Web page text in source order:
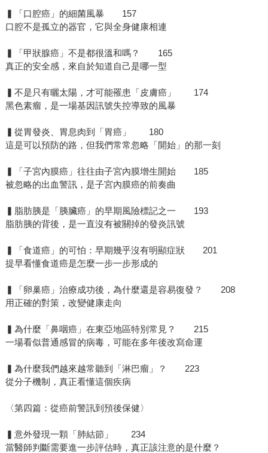
▍「口腔癌」的細菌風暴 157
口腔不是孤立的器官，它與全身健康相連
▍「甲狀腺癌」不是都很溫和嗎？ 165
真正的安全感，來自於知道自己是哪一型
▍不是只有曬太陽，才可能罹患「皮膚癌」 174
黑色素瘤，是一場基因訊號失控導致的風暴
▍從胃發炎、胃息肉到「胃癌」 180
這是可以預防的路，但我們常常忽略「開始」的那一刻
▍「子宮內膜癌」往往由子宮內膜增生開始 185
被忽略的出血警訊，是子宮內膜癌的前奏曲
▍脂肪胰是「胰臟癌」的早期風險標記之一 193
脂肪胰的背後，是一直沒有被關掉的發炎訊號
▍「食道癌」的可怕：早期幾乎沒有明顯症狀 201
提早看懂食道癌是怎麼一步一步形成的
▍「卵巢癌」治療成功後，為什麼還是容易復發？ 208
用正確的對策，改變健康走向
▍為什麼「鼻咽癌」在東亞地區特別常見？ 215
一場看似普通感冒的病毒，可能在多年後改寫命運
▍為什麼我們越來越常聽到「淋巴瘤」？ 223
從分子機制，真正看懂這個疾病
〈第四篇：從癌前警訊到預後保健〉
▍意外發現一顆「肺結節」 234
當醫師判斷需要進一步評估時，真正該注意的是什麼？